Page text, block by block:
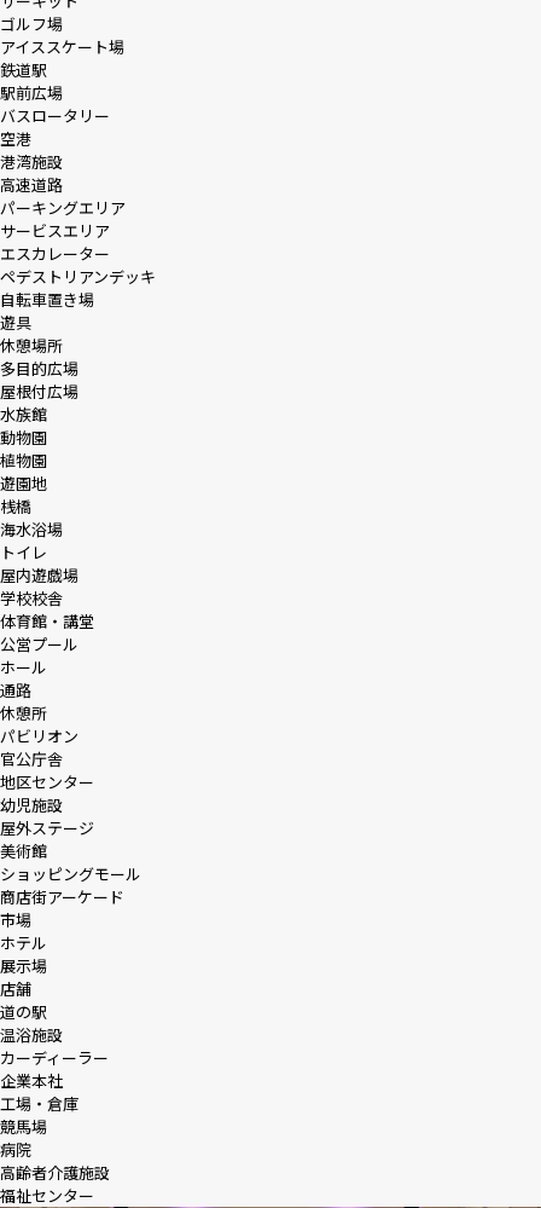
ゴルフ場
アイススケート場
鉄道駅
駅前広場
バスロータリー
空港
港湾施設
高速道路
パーキングエリア
サービスエリア
エスカレーター
ペデストリアンデッキ
自転車置き場
遊具
休憩場所
多目的広場
屋根付広場
水族館
動物園
植物園
遊園地
桟橋
海水浴場
トイレ
屋内遊戯場
学校校舎
体育館・講堂
公営プール
ホール
通路
休憩所
パビリオン
官公庁舎
地区センター
幼児施設
屋外ステージ
美術館
ショッピングモール
商店街アーケード
市場
ホテル
展示場
店舗
道の駅
温浴施設
カーディーラー
企業本社
工場・倉庫
競馬場
病院
高齢者介護施設
福祉センター